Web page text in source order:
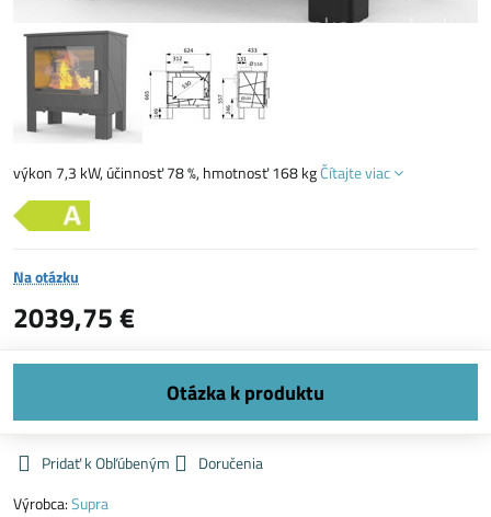
výkon 7,3 kW, účinnosť 78 %, hmotnosť 168 kgČítajte viac
Na otázku
2039,75 €
Pridať k Obľúbeným
Doručenia
Výrobca:Supra